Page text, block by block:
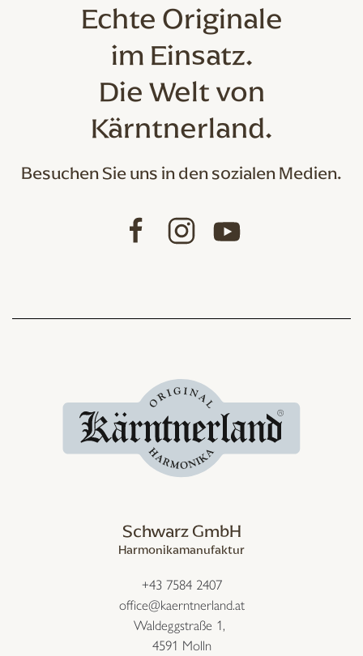
Echte Originale
im Einsatz.
Die Welt von
Kärntnerland.
Besuchen Sie uns in den sozialen Medien.
Schwarz GmbH
Harmonikamanufaktur
+43 7584 2407
office@kaerntnerland.at
Waldeggstraße 1,
4591 Molln